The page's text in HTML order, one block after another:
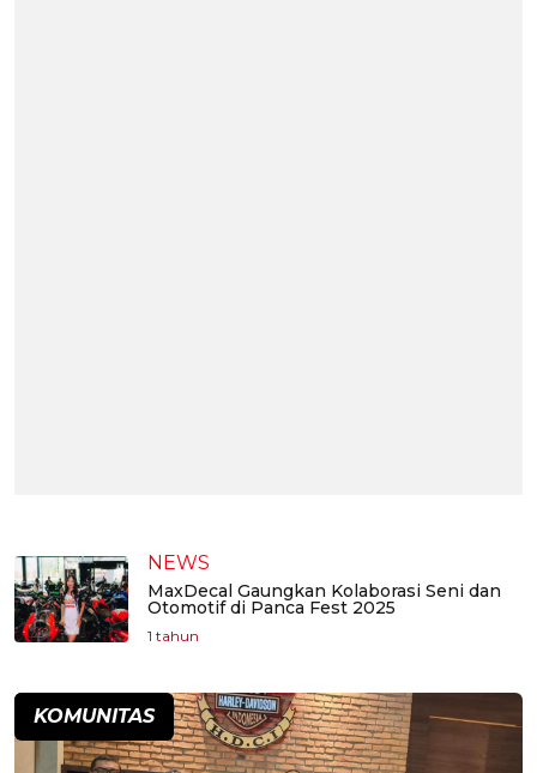
NEWS
MaxDecal Gaungkan Kolaborasi Seni dan
Otomotif di Panca Fest 2025
1 tahun
KOMUNITAS